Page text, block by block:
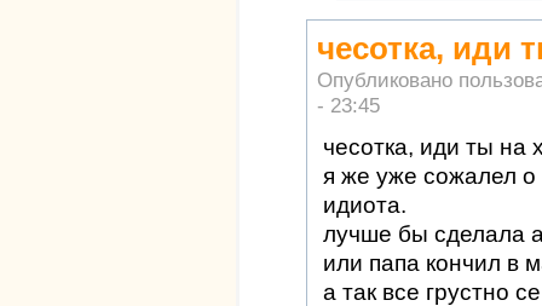
чесотка, иди
Опубликовано
- 23:45
чесотка, иди ты на
я же уже сожалел
идиота.
лучше бы сделала
или папа кончил в
а так все грустно